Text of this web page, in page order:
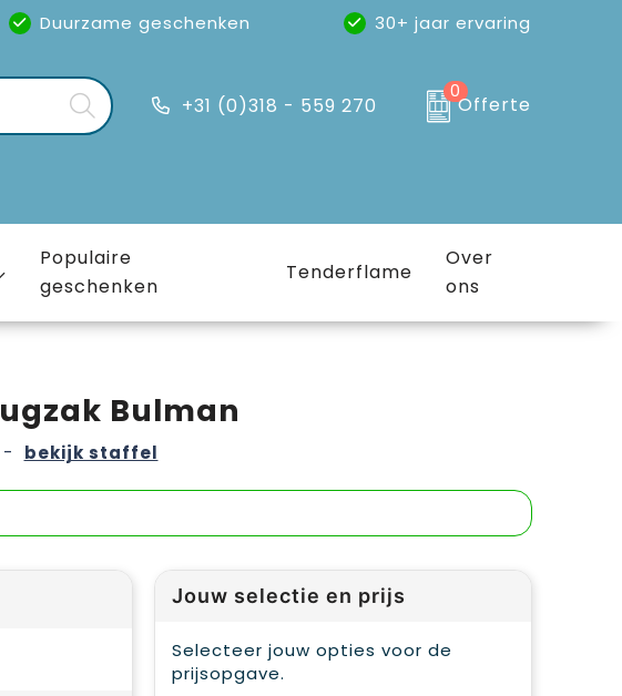
Duurzame geschenken
30+ jaar ervaring
+31 (0)318 - 559 270
0
Offerte
Populaire
geschenken
Tenderflame
Over
ons
Bulman
bekijk staffel
Jouw selectie en prijs
Selecteer jouw opties voor de
prijsopgave.